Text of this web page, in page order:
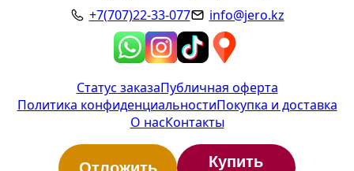
Отложить Купить
+7(707)22-33-077
info@jero.kz
Статус заказаПубличная оферта
Политика конфиденциальностиПокупка и доставка
О насКонтакты